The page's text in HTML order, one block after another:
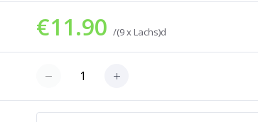
€11.90/(9 x Lachs)d